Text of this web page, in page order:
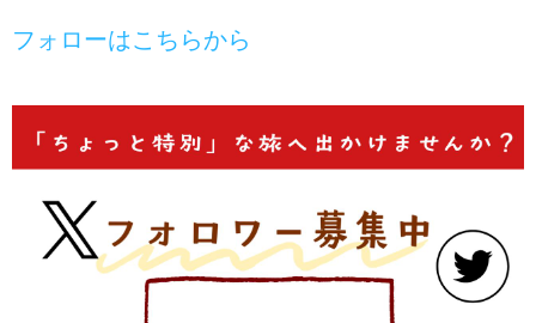
profile page. Add them as a friend
フォローはこちらから